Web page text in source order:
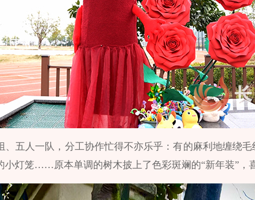
、五人一队，分工协作忙得不亦乐乎：有的麻利地缠绕
小灯笼……原本单调的树木披上了色彩斑斓的“新年装”，